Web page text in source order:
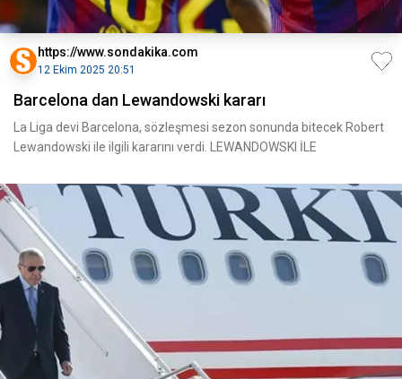
https://www.sondakika.com
12 Ekim 2025 20:51
Barcelona dan Lewandowski kararı
La Liga devi Barcelona, sözleşmesi sezon sonunda bitecek Robert
Lewandowski ile ilgili kararını verdi. LEWANDOWSKI İLE